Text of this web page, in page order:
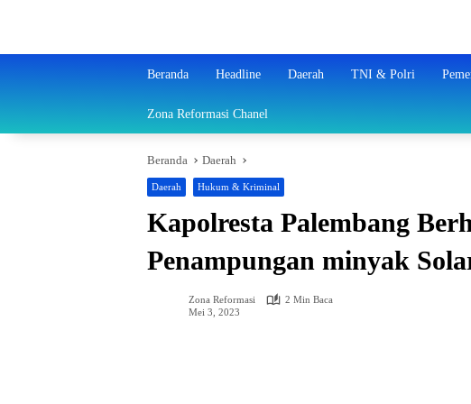
Beranda Headline Daerah TNI & Polri
Zona Reformasi Chanel
Beranda Daerah
Daerah Hukum & Kriminal
Kapolresta Palembang
Penampungan minyak
Zona Reformasi
2 Min Baca
Mei 3, 2023